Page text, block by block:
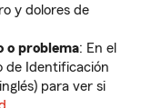
y dolores de
o problema: En el
de Identificación
para ver si